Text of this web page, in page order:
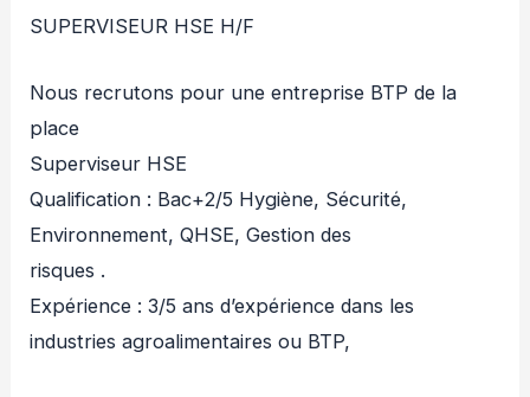
SUPERVISEUR HSE H/F
Nous recrutons pour une entreprise BTP de la
place
Superviseur HSE
Qualification : Bac+2/5 Hygiène, Sécurité,
Environnement, QHSE, Gestion des
risques .
Expérience : 3/5 ans d’expérience dans les
industries agroalimentaires ou BTP,